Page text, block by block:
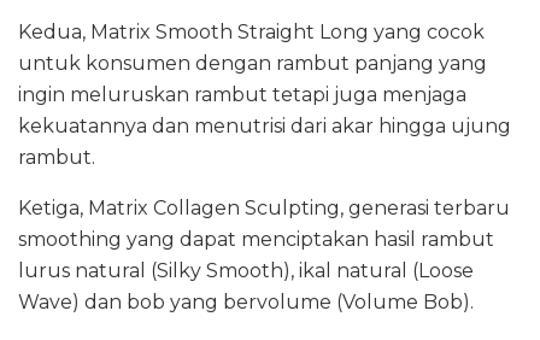
Kedua, Matrix Smooth Straight Long yang cocok
untuk konsumen dengan rambut panjang yang
ingin meluruskan rambut tetapi juga menjaga
kekuatannya dan menutrisi dari akar hingga ujung
rambut.
Ketiga, Matrix Collagen Sculpting, generasi terbaru
smoothing yang dapat menciptakan hasil rambut
lurus natural (Silky Smooth), ikal natural (Loose
Wave) dan bob yang bervolume (Volume Bob).